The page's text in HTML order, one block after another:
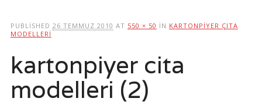
content
PUBLISHED 26 TEMMUZ 2010 AT 550 × 50 IN KARTONPIYER ÇITA
MODELLERI
kartonpiyer cita
modelleri (2)